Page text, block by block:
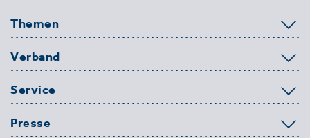
Themen
Verband
Service
Presse